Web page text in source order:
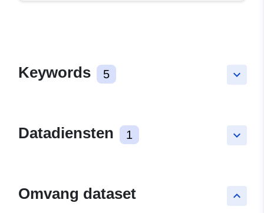
keyboard_arrow_down
Keywords 5
keyboard_arrow_down
Datadiensten 1
keyboard_arrow_up
Omvang dataset